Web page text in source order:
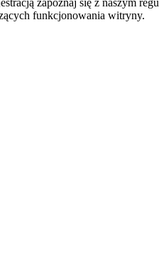
funkcjonowania witryny.